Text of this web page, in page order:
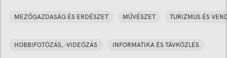
MEZŐGAZDASÁG ÉS ERDÉSZET MŰVÉSZET TURIZMUS ÉS
HOBBIFOTÓZÁS, -VIDEÓZÁS INFORMATIKA ÉS TÁVKÖZLÉS